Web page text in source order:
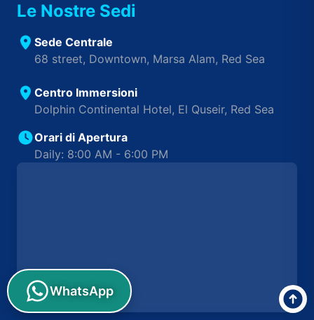
Le Nostre Sedi
Sede Centrale
68 street, Downtown, Marsa Alam, Red Sea
Centro Immersioni
Dolphin Continental Hotel, El Quseir, Red Sea
Orari di Apertura
Daily: 8:00 AM - 6:00 PM
WhatsApp